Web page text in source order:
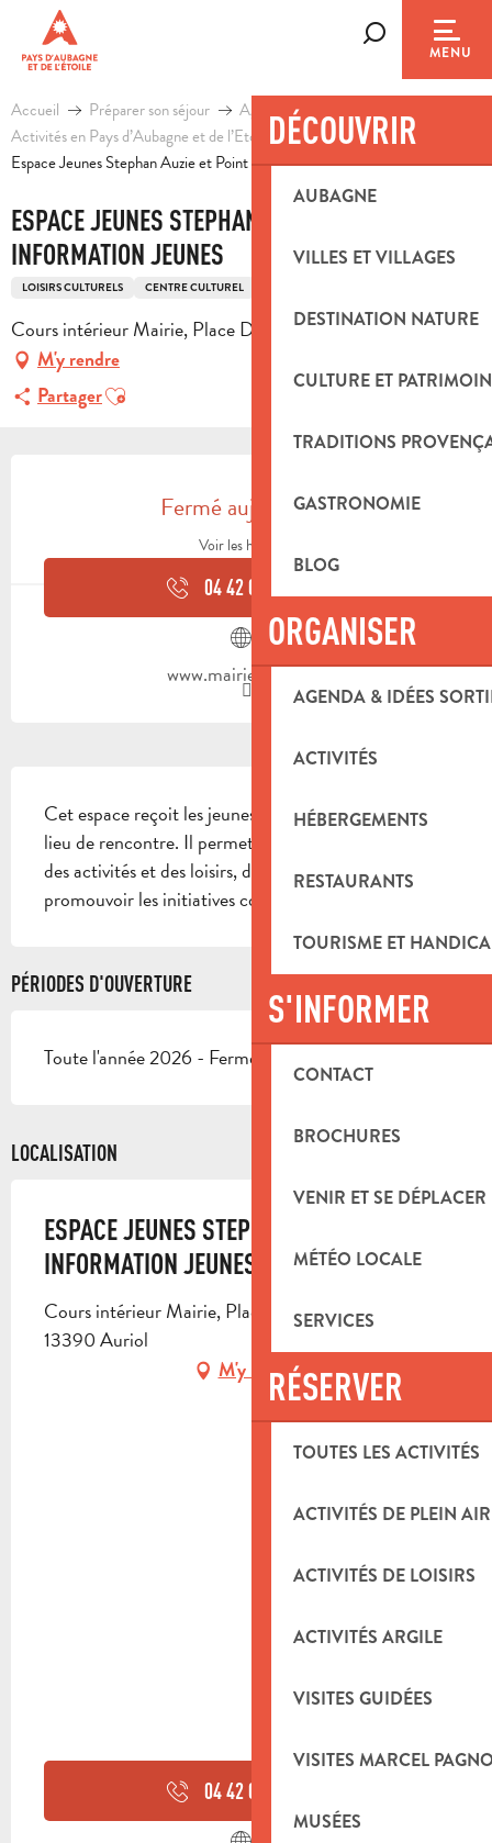
contenu
principal
MENU
DÉCOUVRIR
AUBAGNE
VILLES ET VILLAGES
DESTINATION NATURE
CULTURE ET
TRADITIONS
GASTRONOMIE
BLOG
ORGANISER
AGENDA & IDÉES
ACTIVITÉS
HÉBERGEMENTS
RESTAURANTS
TOURISME ET
S'INFORMER
CONTACT
BROCHURES
VENIR ET SE DÉPLACER
MÉTÉO LOCALE
SERVICES
RÉSERVER
TOUTES LES ACTIVITÉS
ACTIVITÉS DE PLEIN AIR
ACTIVITÉS DE LOISIRS
ACTIVITÉS ARGILE
VISITES GUIDÉES
VISITES MARCEL
MUSÉES
Accueil Préparer son séjour
Agenda & Idées sorties
Activités en Pays d’Aubagne et de l’Etoile
Loisirs
Espace Jeunes Stephan Auzie et Point Information Jeunes
ESPACE JEUNES STEPHAN AUZIE ET POINT
INFORMATION JEUNES
LOISIRS CULTURELS CENTRE CULTUREL
Cours intérieur Mairie, Place De la Libération, 13390 Auriol
M'y rendre
PartagerAjouter aux favoris
Fermé aujourd'hui
Voir les horaires
04 42 08 80
www.mairie-auriol.fr
Cet espace reçoit les jeunes de 12 à 17 ans. c'est leur
lieu de rencontre. Il permet de s'informer, pratiquer
des activités et des loisirs, de bâtir des projets et
promouvoir les initiatives collectives et individuelles.
PÉRIODES D'OUVERTURE
Toute l'année 2026 - Fermé le samedi, le dimanche
LOCALISATION
ESPACE JEUNES STEPHAN AUZIE ET POINT
INFORMATION JEUNES
Cours intérieur Mairie, Place De la Libération,
13390 Auriol
M'y rendre
04 42 08 80